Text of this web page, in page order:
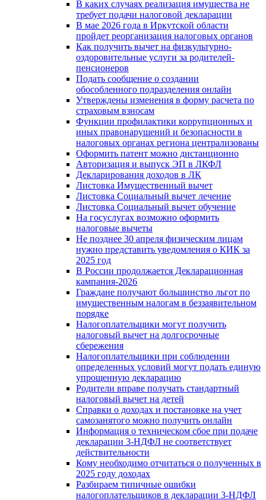
В каких случаях реализация имущества не
требует подачи налоговой декларации
В мае 2026 года в Иркутской области
пройдет реорганизация налоговых органов
Как получить вычет на физкультурно-
оздоровительные услуги за родителей-
пенсионеров
Подать сообщение о создании
обособленного подразделения онлайн
Утверждены изменения в форму расчета по
страховым взносам
Функции профилактики коррупционных и
иных правонарушений и безопасности в
налоговых органах региона централизованы
Оформить патент можно дистанционно
Авторизация и выпуск ЭП в ЛКФЛ
Декларирования доходов в ЛК
Листовка Имущественный вычет
Листовка Социальный вычет лечение
Листовка Социальный вычет обучение
На госуслугах возможно оформить
налоговые вычеты
Не позднее 30 апреля физическим лицам
нужно представить уведомления о КИК за
2025 год
В России продолжается Декларационная
кампания-2026
Граждане получают большинство льгот по
имущественным налогам в беззаявительном
порядке
Налогоплательщики могут получить
налоговый вычет на долгосрочные
сбережения
Налогоплательщики при соблюдении
определенных условий могут подать единую
упрощенную декларацию
Родители вправе получать стандартный
налоговый вычет на детей
Справки о доходах и постановке на учет
самозанятого можно получить онлайн
Информация о техническом сбое при подаче
декларации 3-НДФЛ не соответствует
действительности
Кому необходимо отчитаться о полученных в
2025 году доходах
Разбираем типичные ошибки
налогоплательщиков в декларации 3-НДФЛ